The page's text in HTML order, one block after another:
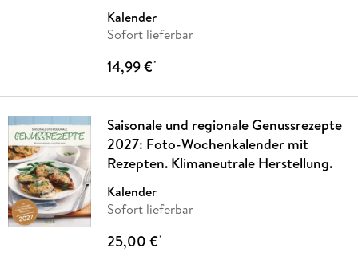
Kalender
Sofort lieferbar
14,99 €*
Saisonale und regionale Genussrezepte
2027: Foto-Wochenkalender mit
Rezepten. Klimaneutrale Herstellung.
Kalender
Sofort lieferbar
25,00 €*